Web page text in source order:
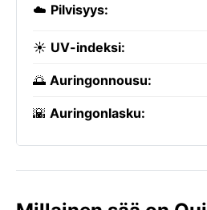
☁️ Pilvisyys:
☀️ UV-indeksi:
🌅 Auringonnousu:
🌇 Auringonlasku: